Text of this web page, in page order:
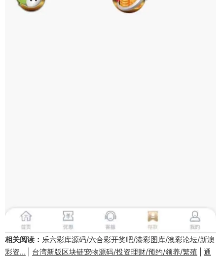
相关阅读： 乐六彩库源码/六合彩开奖吧/港彩图库/澳彩论坛/新澳
彩资…
台湾新版区块链宠物源码/投资理财/预约/领养/繁殖
通